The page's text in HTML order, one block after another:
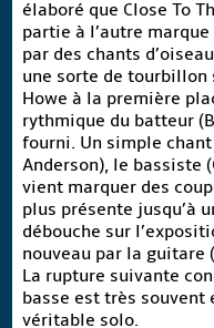
élaboré que Close To
partie à l’autre
par des chants
une sorte de tourbillon
Howe à la première
rythmique du batteur
fourni. Un simple
Anderson), le bassiste
vient marquer des
plus présente jusqu’à
débouche sur
nouveau par la guitare
La rupture suivante
basse est très souvent
véritable solo.